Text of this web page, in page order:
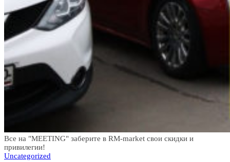
Все на "MEETING" заберите в RM-market свои скидки и
привилегии!
Uncategorized